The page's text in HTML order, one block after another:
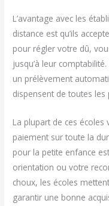
L’avantage avec les
distance est qu’ils
pour régler votre dû,
jusqu’à leur
un prélèvement
dispensent de toutes
La plupart de ces écoles
paiement sur toute la
pour la petite enfance
orientation ou votre
choux, les écoles
garantir une bonne